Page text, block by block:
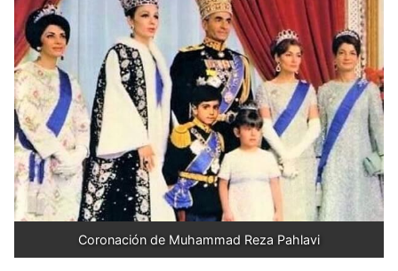
Coronación de Muhammad Reza Pahlavi